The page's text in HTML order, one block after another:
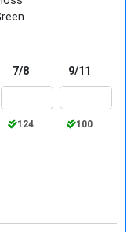
7/8
124
9/11
100